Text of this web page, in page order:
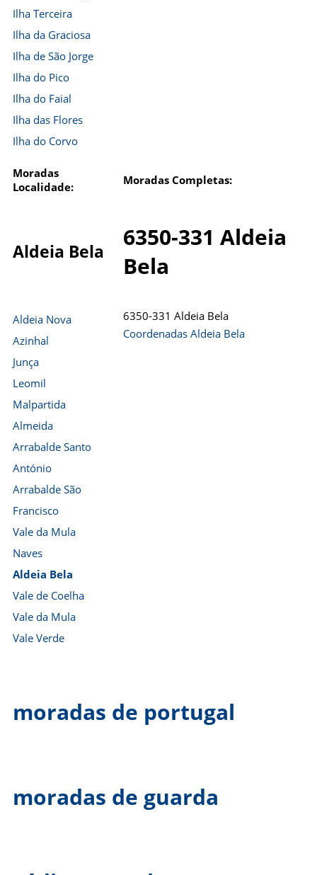
Ilha Terceira
Ilha da Graciosa
Ilha de São Jorge
Ilha do Pico
Ilha do Faial
Ilha das Flores
Ilha do Corvo
Moradas
Localidade:
Moradas Completas:
Aldeia Bela
6350-331 Aldeia
Bela
Aldeia Nova
Azinhal
Junça
Leomil
Malpartida
Almeida
Arrabalde Santo
António
Arrabalde São
Francisco
Vale da Mula
Naves
Aldeia Bela
Vale de Coelha
Vale da Mula
Vale Verde
6350-331 Aldeia Bela
Coordenadas Aldeia Bela
moradas de portugal
moradas de guarda